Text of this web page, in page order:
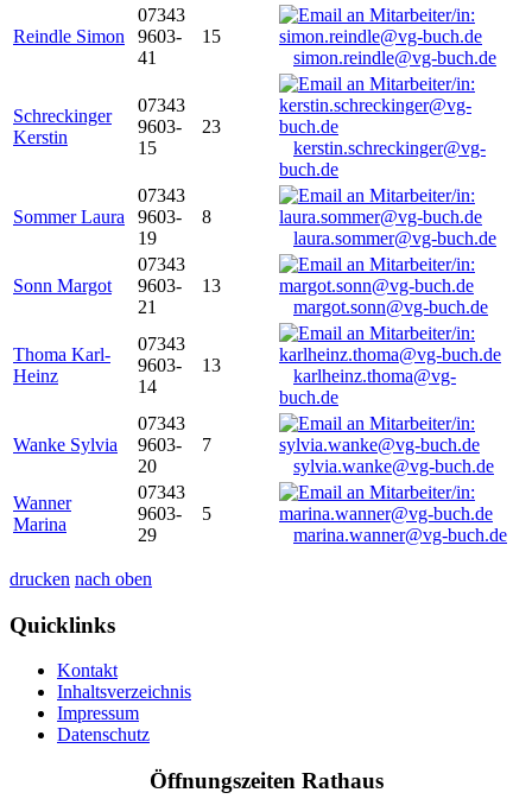
Reindle Simon
07343
9603-
41
15
simon.reindle@vg-buch.de
Schreckinger
Kerstin
07343
9603-
15
23
kerstin.schreckinger@vg-
buch.de
Sommer Laura
07343
9603-
19
8
laura.sommer@vg-buch.de
Sonn Margot
07343
9603-
21
13
margot.sonn@vg-buch.de
Thoma Karl-
Heinz
07343
9603-
14
13
karlheinz.thoma@vg-
buch.de
Wanke Sylvia
07343
9603-
20
7
sylvia.wanke@vg-buch.de
Wanner
Marina
07343
9603-
29
5
marina.wanner@vg-buch.de
drucken nach oben
Quicklinks
Kontakt
Inhaltsverzeichnis
Impressum
Datenschutz
Öffnungszeiten Rathaus